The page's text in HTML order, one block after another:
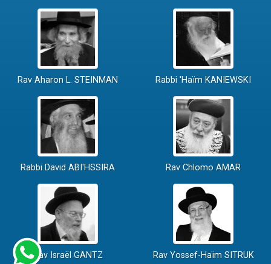
Rav Aharon L. STEINMAN Rabbi 'Haïm KANIEWSKI
Rabbi David ABI'HSSIRA Rav Chlomo AMAR
Rav Israël GANTZ Rav Yossef-Haïm SITRUK